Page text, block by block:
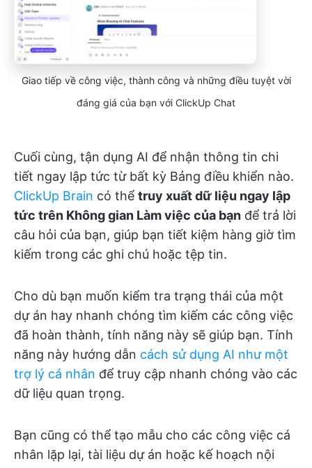
Giao tiếp về công việc, thành công và những điều tuyệt vời
đáng giá của bạn với ClickUp Chat
Cuối cùng, tận dụng AI để nhận thông tin chi
tiết ngay lập tức từ bất kỳ Bảng điều khiển nào.
ClickUp Brain có thể truy xuất dữ liệu ngay lập
tức trên Không gian Làm việc của bạn để trả lời
câu hỏi của bạn, giúp bạn tiết kiệm hàng giờ tìm
kiếm trong các ghi chú hoặc tệp tin.
Cho dù bạn muốn kiểm tra trạng thái của một
dự án hay nhanh chóng tìm kiếm các công việc
đã hoàn thành, tính năng này sẽ giúp bạn. Tính
năng này hướng dẫn cách sử dụng AI như một
trợ lý cá nhân để truy cập nhanh chóng vào các
dữ liệu quan trọng.
Bạn cũng có thể tạo mẫu cho các công việc cá
nhân lặp lại, tài liệu dự án hoặc kế hoạch nội